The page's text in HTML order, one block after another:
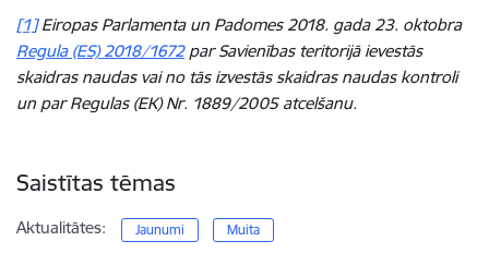
[1]Eiropas Parlamenta un Padomes 2018. gada 23. oktobra
Regula (ES) 2018/1672par Savienības teritorijā ievestās
skaidras naudas vai no tās izvestās skaidras naudas kontroli
un par Regulas (EK) Nr. 1889/2005 atcelšanu.
Saistītas tēmas
Aktualitātes: Jaunumi Muita